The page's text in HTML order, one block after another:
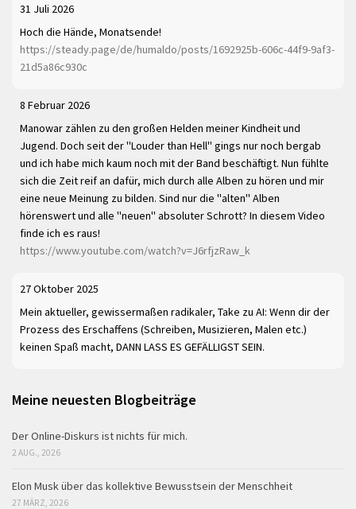
31 Juli 2026
Hoch die Hände, Monatsende!
https://steady.page/de/humaldo/posts/1692925b-606c-44f9-9af3-
21d5a86c930c
8 Februar 2026
Manowar zählen zu den großen Helden meiner Kindheit und
Jugend. Doch seit der "Louder than Hell" gings nur noch bergab
und ich habe mich kaum noch mit der Band beschäftigt. Nun fühlte
sich die Zeit reif an dafür, mich durch alle Alben zu hören und mir
eine neue Meinung zu bilden. Sind nur die "alten" Alben
hörenswert und alle "neuen" absoluter Schrott? In diesem Video
finde ich es raus!
https://www.youtube.com/watch?v=J6rfjzRaw_k
27 Oktober 2025
Mein aktueller, gewissermaßen radikaler, Take zu AI: Wenn dir der
Prozess des Erschaffens (Schreiben, Musizieren, Malen etc.)
keinen Spaß macht, DANN LASS ES GEFÄLLIGST SEIN.
Meine neuesten Blogbeiträge
Der Online-Diskurs ist nichts für mich.
2 AUG., 2026
Elon Musk über das kollektive Bewusstsein der Menschheit
27 MÄRZ, 2026